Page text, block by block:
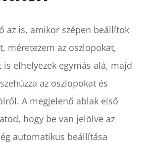
az is, amikor szépen beállítok
méretezem az oszlopokat,
elhelyezek egymás alá, majd
az oszlopokat és
A megjelenő ablak első
hogy be van jelölve az
automatikus beállítása